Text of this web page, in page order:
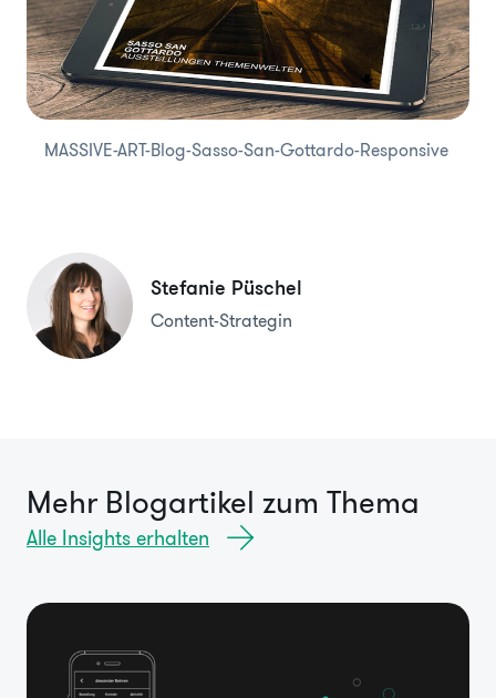
MASSIVE-ART-Blog-Sasso-San-Gottardo-Responsive
Stefanie Püschel
Content-Strategin
Mehr Blogartikel zum Thema
Alle Insights erhalten